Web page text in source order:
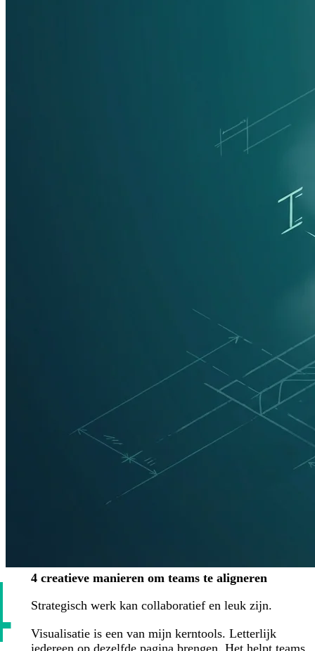
4 creatieve manieren om teams te aligneren
Strategisch werk kan collaboratief en leuk zijn.
Visualisatie is een van mijn kerntools. Letterlijk
iedereen op dezelfde pagina brengen. Het helpt teams